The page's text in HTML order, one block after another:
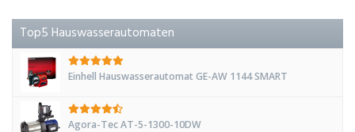
Top5 Hauswasserautomaten
Einhell Hauswasserautomat GE-AW 1144 SMART
Agora-Tec AT-5-1300-10DW